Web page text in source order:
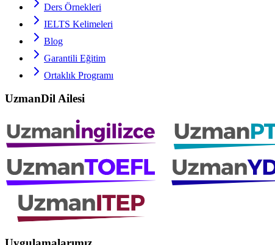
Ders Örnekleri
IELTS Kelimeleri
Blog
Garantili Eğitim
Ortaklık Programı
UzmanDil Ailesi